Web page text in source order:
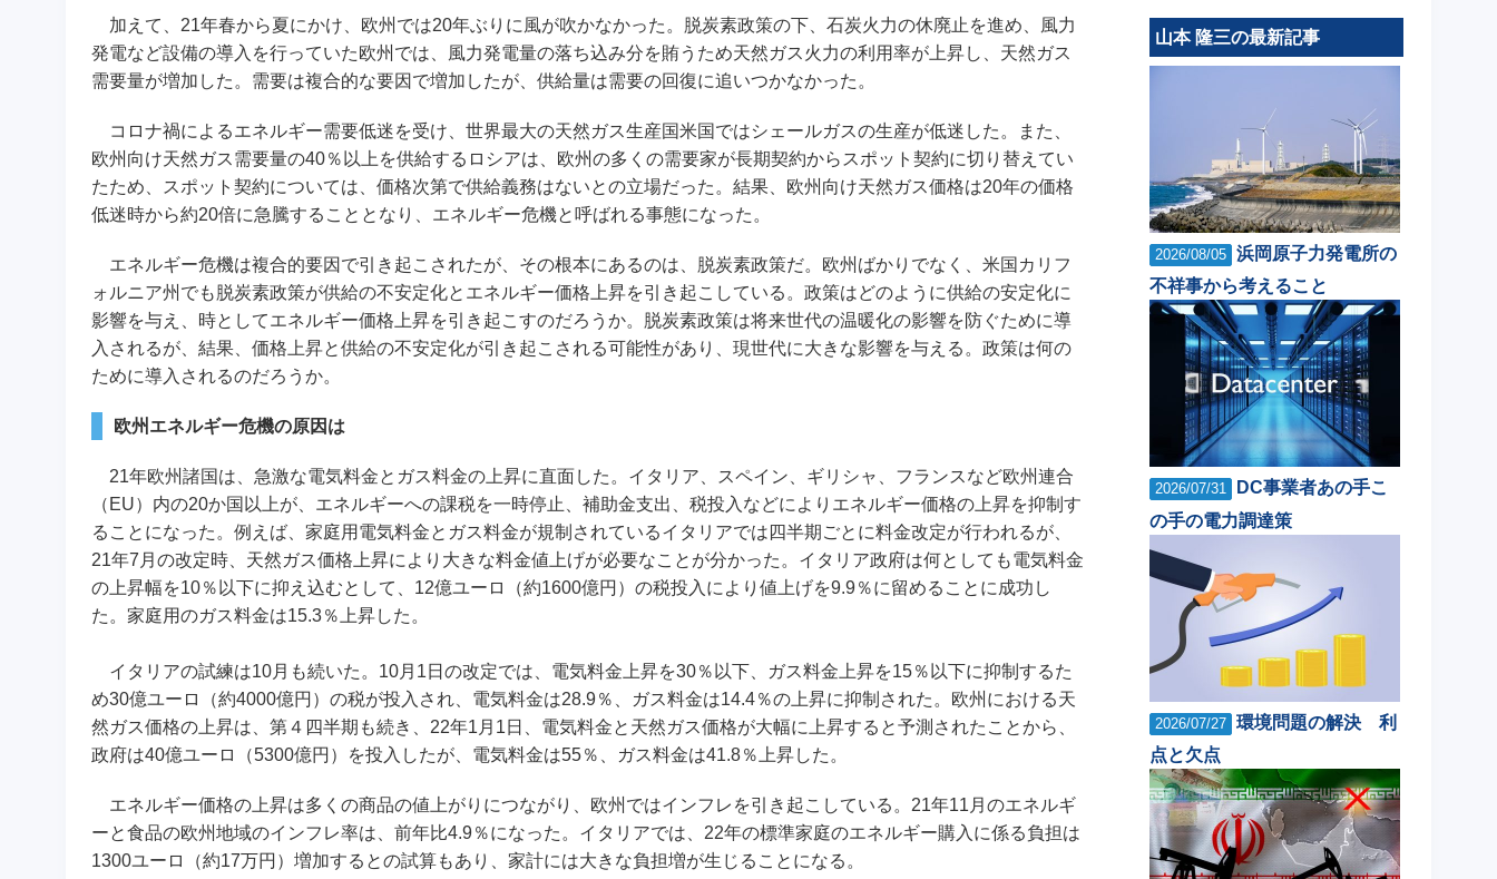
加えて、21年春から夏にかけ、欧州では20年ぶりに風が吹かなかった。脱炭素政策の下、石炭火力の休廃止を進め、風力
発電など設備の導入を行っていた欧州では、風力発電量の落ち込み分を賄うため天然ガス火力の利用率が上昇し、天然ガス
需要量が増加した。需要は複合的な要因で増加したが、供給量は需要の回復に追いつかなかった。
コロナ禍によるエネルギー需要低迷を受け、世界最大の天然ガス生産国米国ではシェールガスの生産が低迷した。また、
欧州向け天然ガス需要量の40％以上を供給するロシアは、欧州の多くの需要家が長期契約からスポット契約に切り替えてい
たため、スポット契約については、価格次第で供給義務はないとの立場だった。結果、欧州向け天然ガス価格は20年の価格
低迷時から約20倍に急騰することとなり、エネルギー危機と呼ばれる事態になった。
エネルギー危機は複合的要因で引き起こされたが、その根本にあるのは、脱炭素政策だ。欧州ばかりでなく、米国カリフ
ォルニア州でも脱炭素政策が供給の不安定化とエネルギー価格上昇を引き起こしている。政策はどのように供給の安定化に
影響を与え、時としてエネルギー価格上昇を引き起こすのだろうか。脱炭素政策は将来世代の温暖化の影響を防ぐために導
入されるが、結果、価格上昇と供給の不安定化が引き起こされる可能性があり、現世代に大きな影響を与える。政策は何の
ために導入されるのだろうか。
欧州エネルギー危機の原因は
21年欧州諸国は、急激な電気料金とガス料金の上昇に直面した。イタリア、スペイン、ギリシャ、フランスなど欧州連合
（EU）内の20か国以上が、エネルギーへの課税を一時停止、補助金支出、税投入などによりエネルギー価格の上昇を抑制す
ることになった。例えば、家庭用電気料金とガス料金が規制されているイタリアでは四半期ごとに料金改定が行われるが、
21年7月の改定時、天然ガス価格上昇により大きな料金値上げが必要なことが分かった。イタリア政府は何としても電気料金
の上昇幅を10％以下に抑え込むとして、12億ユーロ（約1600億円）の税投入により値上げを9.9％に留めることに成功し
た。家庭用のガス料金は15.3％上昇した。
イタリアの試練は10月も続いた。10月1日の改定では、電気料金上昇を30％以下、ガス料金上昇を15％以下に抑制するた
め30億ユーロ（約4000億円）の税が投入され、電気料金は28.9％、ガス料金は14.4％の上昇に抑制された。欧州における天
然ガス価格の上昇は、第４四半期も続き、22年1月1日、電気料金と天然ガス価格が大幅に上昇すると予測されたことから、
政府は40億ユーロ（5300億円）を投入したが、電気料金は55％、ガス料金は41.8％上昇した。
エネルギー価格の上昇は多くの商品の値上がりにつながり、欧州ではインフレを引き起こしている。21年11月のエネルギ
ーと食品の欧州地域のインフレ率は、前年比4.9％になった。イタリアでは、22年の標準家庭のエネルギー購入に係る負担は
1300ユーロ（約17万円）増加するとの試算もあり、家計には大きな負担増が生じることになる。
山本 隆三の最新記事
2026/08/05 浜岡原子力発電所の
不祥事から考えること
2026/07/31
DC事業者あの手こ
の手の電力調達策
2026/07/27 環境問題の解決 利
点と欠点